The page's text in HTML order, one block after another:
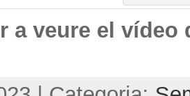
a veure el vídeo